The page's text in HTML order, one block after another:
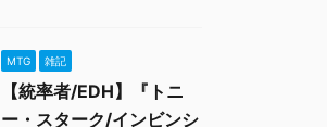
MTG 雑記
【統率者/EDH】『トニ
ー・スターク/インビンシ